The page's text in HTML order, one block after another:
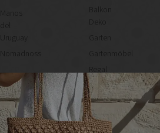
Manos
Uruguay
Nomadnoss
Deko
Garten
Gartenmöbel
Regal
selber
machen
Heimwerken
Renovieren